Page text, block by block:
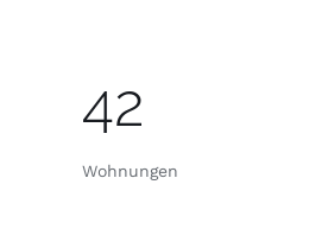
42
Wohnungen